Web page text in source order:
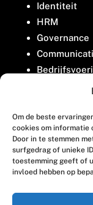
Om de beste
cookies om informatie
Door in te stemmen
surfgedrag of unieke
toestemming geeft of
invloed hebben op
Identiteit
HRM
Governance
Contact
Houttuinlaan 8
3447 GM